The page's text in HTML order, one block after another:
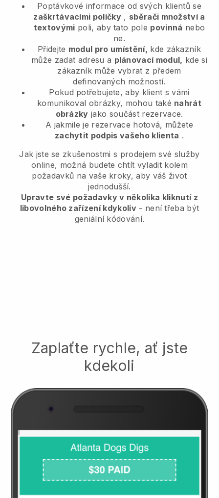
Poptávkové informace od svých klientů se
zaškrtávacími políčky , sběrači množství a
textovými poli, aby tato pole povinná nebo
ne.
Přidejte modul pro umístění, kde zákazník
může zadat adresu a plánovací modul, kde si
zákazník může vybrat z předem
definovaných možností.
Pokud potřebujete, aby klient s vámi
komunikoval obrázky, mohou také nahrát
obrázky jako součást rezervace.
A jakmile je rezervace hotová, můžete
zachytit podpis vašeho klienta .
Jak jste se zkušenostmi s prodejem své služby
online, možná budete chtít vyladit kolem
požadavků na vaše kroky, aby váš život
jednodušší.
Upravte své požadavky v několika kliknutí z
libovolného zařízení kdykoliv- není třeba být
geniální kódování.
Zaplaťte rychle, ať jste
kdekoli